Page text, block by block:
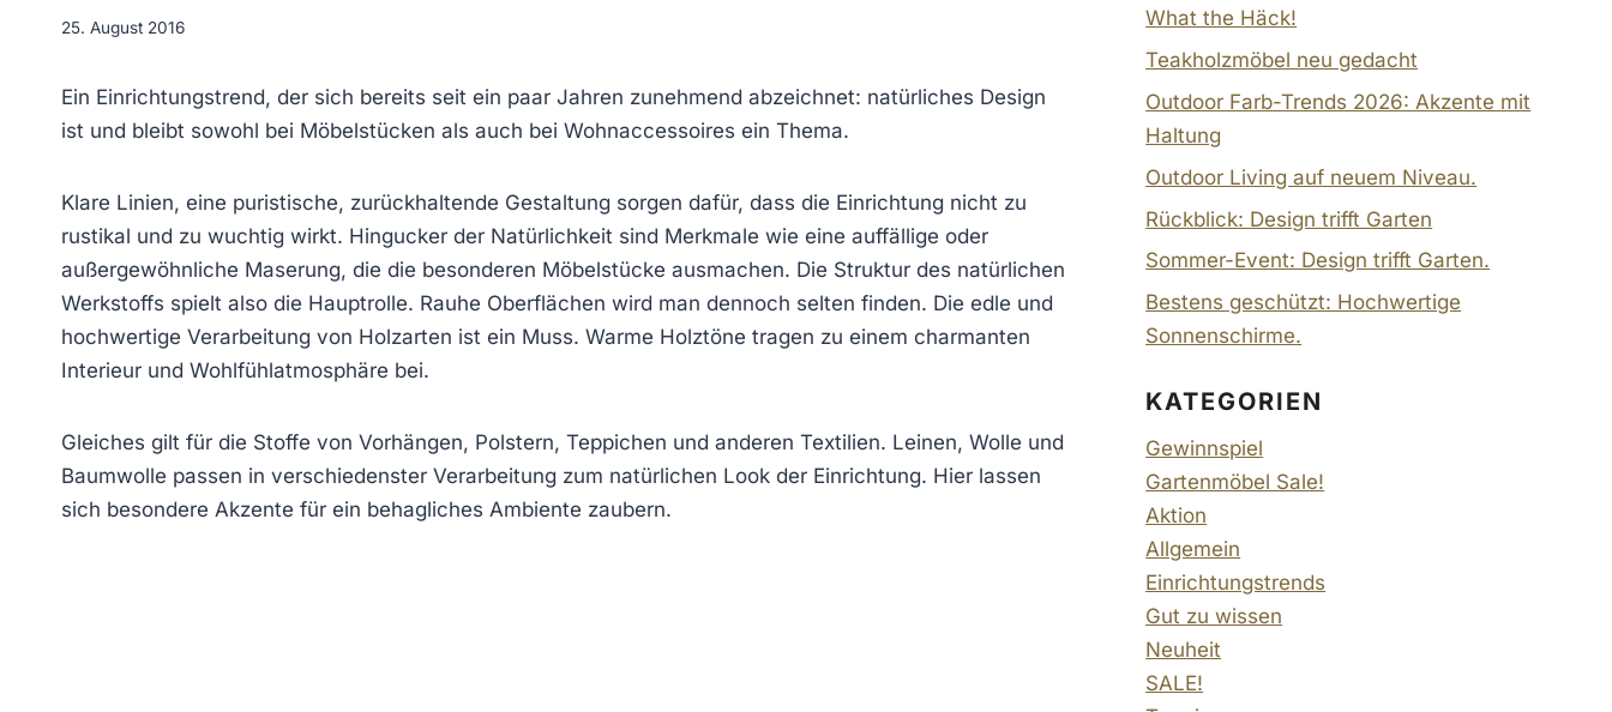
25. August 2016
Ein Einrichtungstrend, der sich bereits seit ein paar Jahren zunehmend abzeichnet: natürliches Design
ist und bleibt sowohl bei Möbelstücken als auch bei Wohnaccessoires ein Thema.
Klare Linien, eine puristische, zurückhaltende Gestaltung sorgen dafür, dass die Einrichtung nicht zu
rustikal und zu wuchtig wirkt. Hingucker der Natürlichkeit sind Merkmale wie eine auffällige oder
außergewöhnliche Maserung, die die besonderen Möbelstücke ausmachen. Die Struktur des natürlichen
Werkstoffs spielt also die Hauptrolle. Rauhe Oberflächen wird man dennoch selten finden. Die edle und
hochwertige Verarbeitung von Holzarten ist ein Muss. Warme Holztöne tragen zu einem charmanten
Interieur und Wohlfühlatmosphäre bei.
Gleiches gilt für die Stoffe von Vorhängen, Polstern, Teppichen und anderen Textilien. Leinen, Wolle und
Baumwolle passen in verschiedenster Verarbeitung zum natürlichen Look der Einrichtung. Hier lassen
sich besondere Akzente für ein behagliches Ambiente zaubern.
What the Häck!
Teakholzmöbel neu gedacht
Outdoor Farb-Trends 2026: Akzente mit
Haltung
Outdoor Living auf neuem Niveau.
Rückblick: Design trifft Garten
Sommer-Event: Design trifft Garten.
Bestens geschützt: Hochwertige
Sonnenschirme.
KATEGORIEN
Gewinnspiel
Gartenmöbel Sale!
Aktion
Allgemein
Einrichtungstrends
Gut zu wissen
Neuheit
SALE!